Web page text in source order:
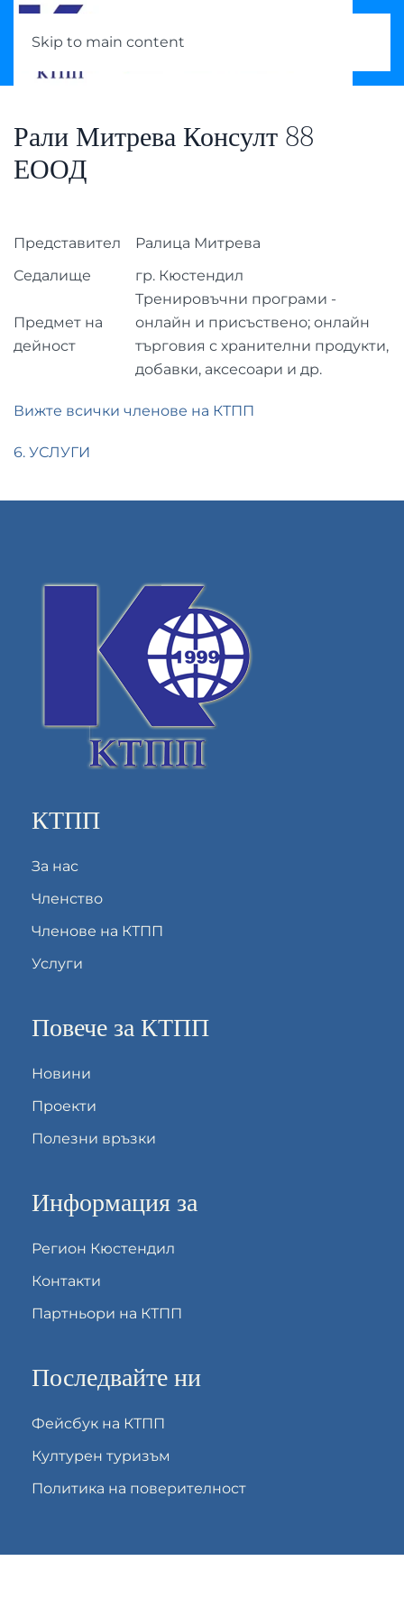
Skip to main content
Рали Митрева Консулт 88
ЕООД
Представител
Ралица Митрева
Седалище
гр. Кюстендил
Предмет на
дейност
Тренировъчни програми -
онлайн и присъствено; онлайн
търговия с хранителни продукти,
добавки, аксесоари и др.
Вижте всички членове на КТПП
6. УСЛУГИ
КТПП
За нас
Членство
Членове на КТПП
Услуги
Повече за КТПП
Новини
Проекти
Полезни връзки
Информация за
Регион Кюстендил
Контакти
Партньори на КТПП
Последвайте ни
Фейсбук на КТПП
Културен туризъм
Политика на поверителност